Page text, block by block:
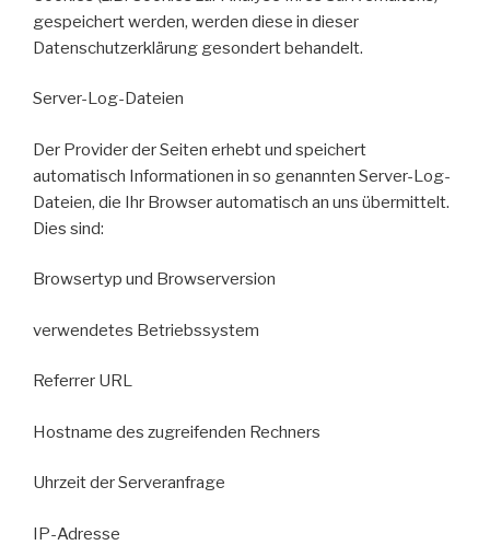
gespeichert werden, werden diese in dieser
Datenschutzerklärung gesondert behandelt.
Server-Log-Dateien
Der Provider der Seiten erhebt und speichert
automatisch Informationen in so genannten Server-Log-
Dateien, die Ihr Browser automatisch an uns übermittelt.
Dies sind:
Browsertyp und Browserversion
verwendetes Betriebssystem
Referrer URL
Hostname des zugreifenden Rechners
Uhrzeit der Serveranfrage
IP-Adresse